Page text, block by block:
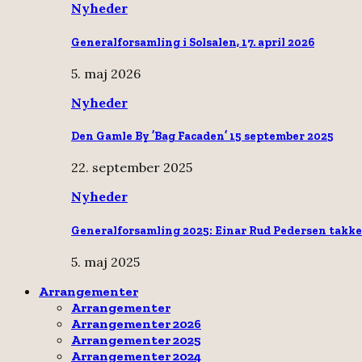
Nyheder
Generalforsamling i Solsalen, 17. april 2026
5. maj 2026
Nyheder
Den Gamle By ’Bag Facaden’ 15 september 2025
22. september 2025
Nyheder
Generalforsamling 2025: Einar Rud Pedersen
5. maj 2025
Arrangementer
Arrangementer
Arrangementer 2026
Arrangementer 2025
Arrangementer 2024